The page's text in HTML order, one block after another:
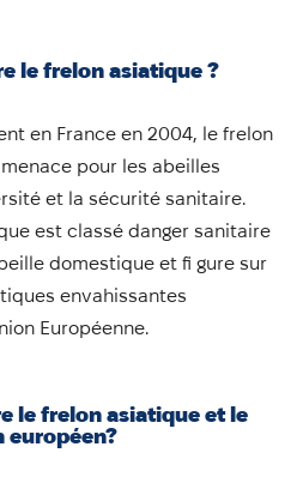
le frelon asiatique ?
en France en 2004, le frelon
pour les abeilles
et la sécurité sanitaire.
est classé danger sanitaire
domestique et fi gure sur
envahissantes
Européenne.
le frelon asiatique et le
européen?